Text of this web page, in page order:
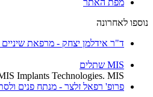
מפת האתר
נוספו לאחרונה
ד"ר אידלמן יצחק - מרפאת
MIS שתלים
Implants Technologies. MIS
פרופ' רפאל זלצר - מנתח פנים